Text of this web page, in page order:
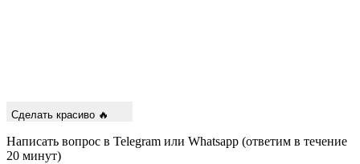
Сделать красиво 🔥
Написать вопрос в Telegram или Whatsapp (ответим в течение
20 минут)